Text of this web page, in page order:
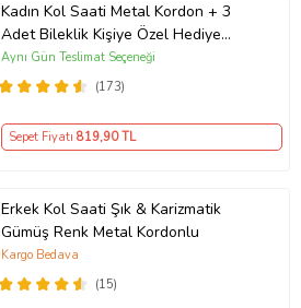
Kadın Kol Saati Metal Kordon + 3
Adet Bileklik Kişiye Özel Hediye
Kadına hediye Kız arkadaşa hediye
(173)
Aynı Gün Teslimat Seçeneği
Sepet Fiyatı 819,90 TL
Erkek Kol Saati Şık & Karizmatik
Gümüş Renk Metal Kordonlu
(15)
Kargo Bedava